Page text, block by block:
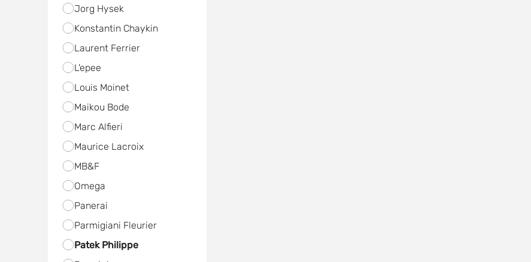
Jorg Hysek
Konstantin Chaykin
Laurent Ferrier
L'epee
Louis Moinet
Maikou Bode
Marc Alfieri
Maurice Lacroix
MB&F
Omega
Panerai
Parmigiani Fleurier
Patek Philippe